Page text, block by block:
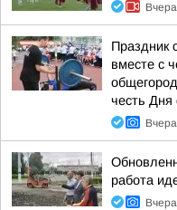
Праздник
вместе с
честь Дня
работа